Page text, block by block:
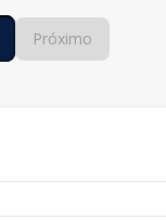
Próximo